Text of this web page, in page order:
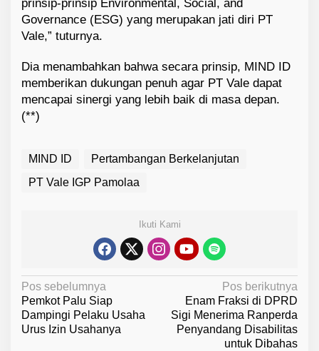
prinsip-prinsip Environmental, Social, and
Governance (ESG) yang merupakan jati diri PT
Vale,” tuturnya.
Dia menambahkan bahwa secara prinsip, MIND ID
memberikan dukungan penuh agar PT Vale dapat
mencapai sinergi yang lebih baik di masa depan.
(**)
MIND ID
Pertambangan Berkelanjutan
PT Vale IGP Pamolaa
Ikuti Kami
N
a
v
Pos sebelumnya
Pemkot Palu Siap
Dampingi Pelaku Usaha
Urus Izin Usahanya
Pos berikutnya
Enam Fraksi di DPRD
Sigi Menerima Ranperda
Penyandang Disabilitas
untuk Dibahas